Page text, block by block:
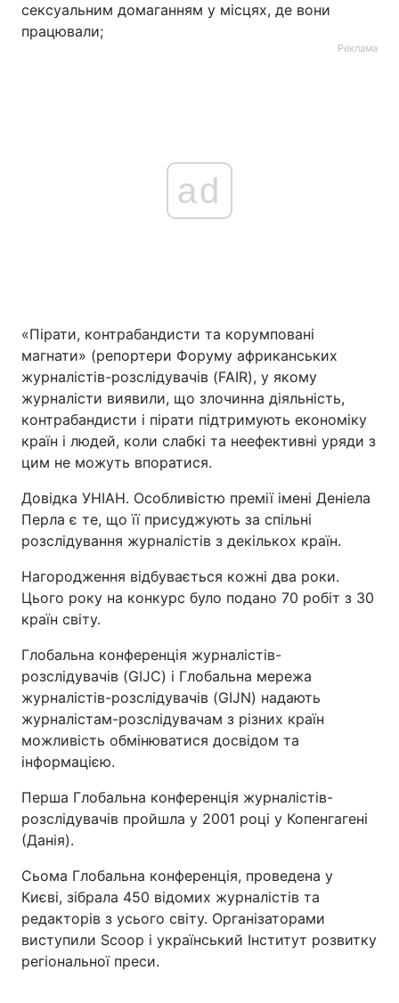
сексуальним домаганням у місцях, де вони
працювали;
Реклама
ad
«Пірати, контрабандисти та корумповані
магнати» (репортери Форуму африканських
журналістів-розслідувачів (FAIR), у якому
журналісти виявили, що злочинна діяльність,
контрабандисти і пірати підтримують економіку
країн і людей, коли слабкі та неефективні уряди з
цим не можуть впоратися.
Довідка УНІАН. Особливістю премії імені Деніела
Перла є те, що її присуджують за спільні
розслідування журналістів з декількох країн.
Нагородження відбувається кожні два роки.
Цього року на конкурс було подано 70 робіт з 30
країн світу.
Глобальна конференція журналістів-
розслідувачів (GIJC) і Глобальна мережа
журналістів-розслідувачів (GIJN) надають
журналістам-розслідувачам з різних країн
можливість обмінюватися досвідом та
інформацією.
Перша Глобальна конференція журналістів-
розслідувачів пройшла у 2001 році у Копенгагені
(Данія).
Сьома Глобальна конференція, проведена у
Києві, зібрала 450 відомих журналістів та
редакторів з усього світу. Організаторами
виступили Scoop і український Інститут розвитку
регіональної преси.